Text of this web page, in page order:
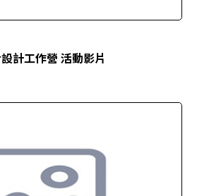
計工作營 活動影片